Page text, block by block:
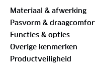
festival flair en alles
jouw manier kunt
Materiaal & afwerking
Pasvorm &
Functies & opties
Overige kenmerken
Productveiligheid